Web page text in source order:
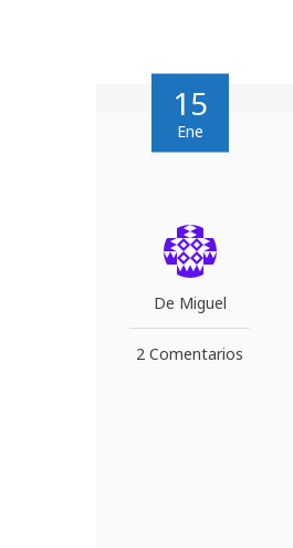
15
Ene
De Miguel
2 Comentarios